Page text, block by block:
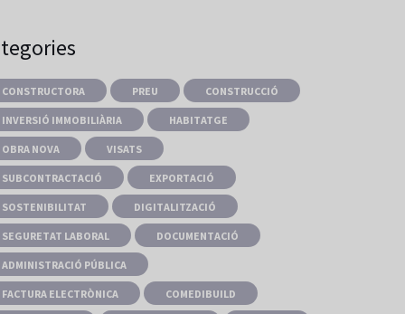
CONSTRUCTORA PREU CONSTRUCCIÓ
INVERSIÓ IMMOBILIÀRIA HABITATGE
OBRA NOVA VISATS
SUBCONTRACTACIÓ EXPORTACIÓ
SOSTENIBILITAT DIGITALITZACIÓ
SEGURETAT LABORAL DOCUMENTACIÓ
ADMINISTRACIÓ PÚBLICA
FACTURA ELECTRÒNICA COMEDIBUILD